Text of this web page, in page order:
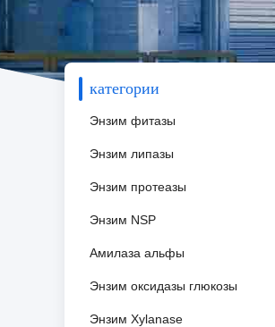
категории
Энзим фитазы
Энзим липазы
Энзим протеазы
Энзим NSP
Амилаза альфы
Энзим оксидазы глюкозы
Энзим Xylanase